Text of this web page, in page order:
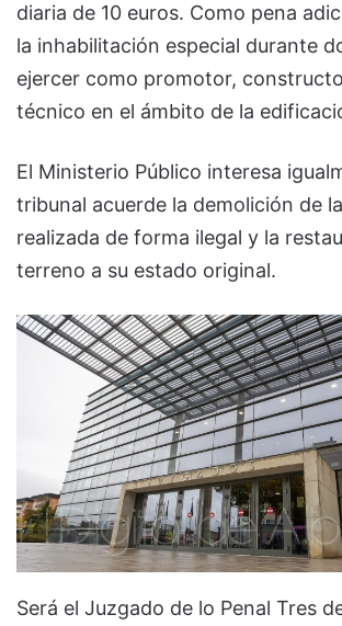
diaria de 10 euros. Como pena
la inhabilitación especial durante
ejercer como promotor,
técnico en el ámbito de la
El Ministerio Público interesa
tribunal acuerde la demolición de
realizada de forma ilegal y la
terreno a su estado original.
Será el Juzgado de lo Penal Tres